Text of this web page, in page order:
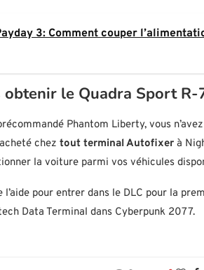
3: Comment couper
obtenir le Quadra Sport
Phantom Liberty, vous
chez tout terminal Autofixer à
la voiture parmi vos véhicules
l’aide pour entrer dans le DLC pour la
Data Terminal dans Cyberpunk 2077.